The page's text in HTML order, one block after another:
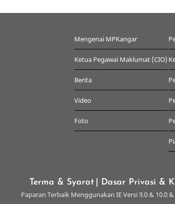
Mengenai MPKangar
Ketua Pegawai Maklumat (CIO)
Berita
Video
Foto
Terma & Syarat | Dasar Privasi &
Paparan Terbaik Menggunakan IE Versi 9.0 & 10.0